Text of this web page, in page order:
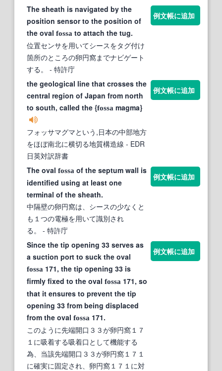
The sheath is navigated by the
position sensor to the position of
the oval fossa to attach the tug.
位置センサを用いてシースをタグ付け
箇所のところの卵円窩までナビゲート
する。
- 特許庁
例文帳に追加
the geological line that crosses the
central region of Japan from north
to south, called the {fossa magma}
フォッサマグマという,日本の中部地方
をほぼ南北に横切る地質構造線 - EDR
日英対訳辞書
例文帳に追加
The oval fossa of the septum wall is
identified using at least one
terminal of the sheath.
中隔壁の卵円窩は、シースの少なくと
も１つの電極を用いて識別され
る。
- 特許庁
例文帳に追加
Since the tip opening 33 serves as
a suction port to suck the oval
fossa 171, the tip opening 33 is
firmly fixed to the oval fossa 171, so
that it ensures to prevent the tip
opening 33 from being displaced
from the oval fossa 171.
このように先端開口３３が卵円窩１７
１に吸着する吸着口として機能する
為、当該先端開口３３が卵円窩１７１
に確実に固定され、卵円窩１７１に対
例文帳に追加